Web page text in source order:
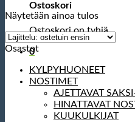
Ostoskori
Ostoskori on tyhjä.
0
Näytetään ainoa tulos
Osastot
KYLPYHUONEET
NOSTIMET
AJETTAVAT
HINATTAVAT
KUUKULKIJAT